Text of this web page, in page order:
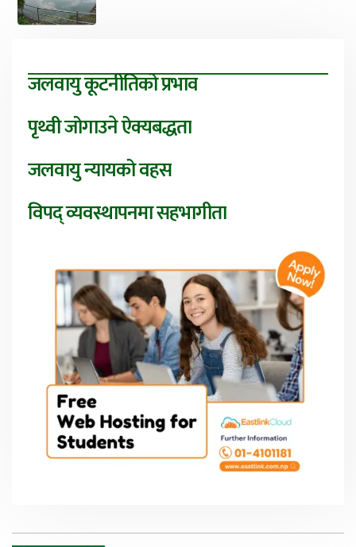
जलवायु कूटनीतिको प्रभाव
पृथ्वी जोगाउने ऐक्यबद्धता
जलवायु न्यायको वहस
विपद् व्यवस्थापनमा सहभागीता